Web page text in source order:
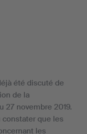
été discuté de
de la
27 novembre 2019.
que les
les